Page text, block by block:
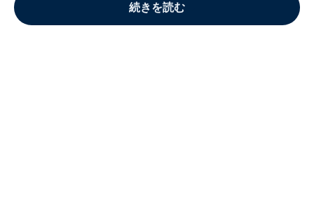
続きを読む